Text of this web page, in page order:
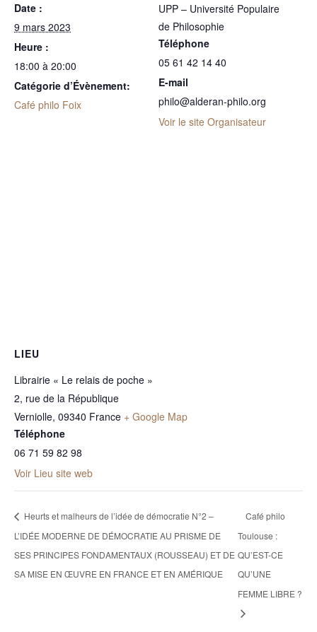
Date :
9 mars 2023
Heure :
18:00 à 20:00
Catégorie d’Évènement:
Café philo Foix
UPP – Université Populaire
de Philosophie
Téléphone
05 61 42 14 40
E-mail
philo@alderan-philo.org
Voir le site Organisateur
LIEU
Librairie « Le relais de poche »
2, rue de la République
Verniolle, 09340 France + Google Map
Téléphone
06 71 59 82 98
Voir Lieu site web
Heurts et malheurs de l’idée de démocratie N°2 –
L’IDÉE MODERNE DE DÉMOCRATIE AU PRISME DE
SES PRINCIPES FONDAMENTAUX (ROUSSEAU) ET DE
SA MISE EN ŒUVRE EN FRANCE ET EN AMÉRIQUE
Café philo
Toulouse :
QU’EST-CE
QU’UNE
FEMME LIBRE ?